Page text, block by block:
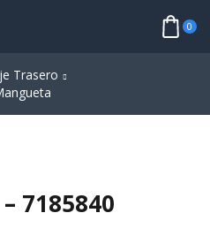
0
Trasero
– 7185840